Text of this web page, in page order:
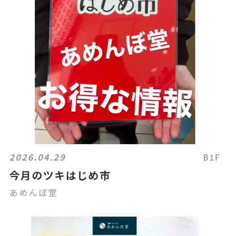
2026.04.29 B1F
今月のツキはじめ市
あめんぼ堂